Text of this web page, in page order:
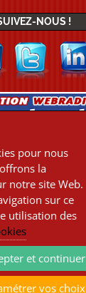
NOUS !
PAIEMENTS
Location Webradio
pour nous
la
notre site Web.
sur ce
utilisation des
et continuer
vos choix